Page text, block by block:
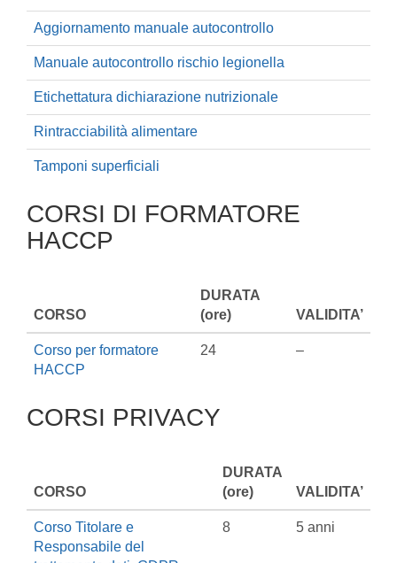
Aggiornamento manuale autocontrollo
Manuale autocontrollo rischio legionella
Etichettatura dichiarazione nutrizionale
Rintracciabilità alimentare
Tamponi superficiali
CORSI DI FORMATORE
HACCP
CORSO
DURATA
(ore)
VALIDITA’
Corso per formatore
HACCP
24 –
CORSI PRIVACY
CORSO
DURATA
(ore)
VALIDITA’
Corso Titolare e
Responsabile del
8 5 anni